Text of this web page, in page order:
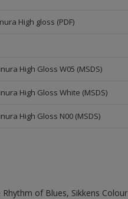
High gloss (PDF)
High Gloss W05 (MSDS)
High Gloss White (MSDS)
High Gloss N00 (MSDS)
of Blues, Sikkens